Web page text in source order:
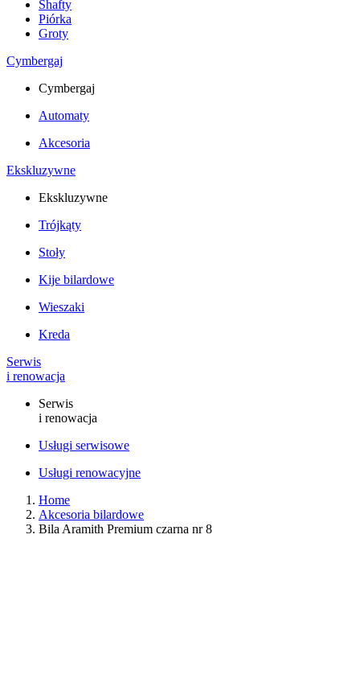
Shafty
Piórka
Groty
Cymbergaj
Cymbergaj
Automaty
Akcesoria
Ekskluzywne
Ekskluzywne
Trójkąty
Stoły
Kije bilardowe
Wieszaki
Kreda
Serwis
i renowacja
Serwis
i renowacja
Usługi serwisowe
Usługi renowacyjne
Home
Akcesoria bilardowe
Bila Aramith Premium czarna nr 8